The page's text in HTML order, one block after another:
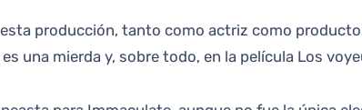
producción, tanto como actriz como
una mierda y, sobre todo, en la película Los